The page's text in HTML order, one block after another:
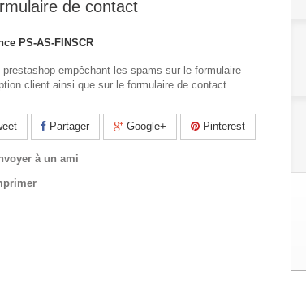
de contact
PS-AS-FINSCR
prestashop empêchant les spams sur le formulaire
client ainsi que sur le formulaire de contact
Partager Google+ Pinterest
à un ami